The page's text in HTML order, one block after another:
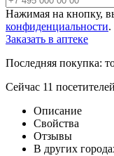
Нажимая на кнопку,
конфиденциальности.
Заказать в аптеке
Последняя покупка:
Сейчас 11 посетителей
Описание
Свойства
Отзывы
В других